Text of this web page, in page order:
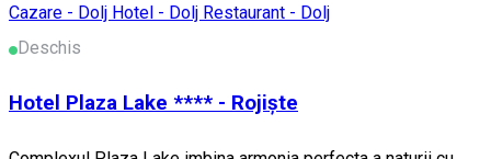
Cazare - Dolj Hotel - Dolj Restaurant - Dolj
Deschis
Hotel Plaza Lake **** - Rojiște